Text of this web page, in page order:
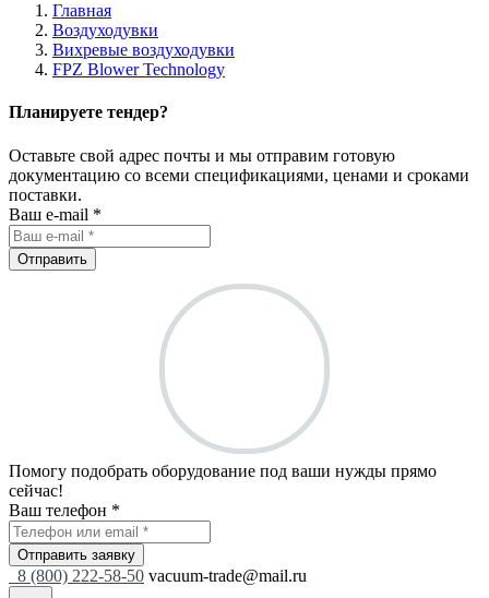
Главная
Воздуходувки
Вихревые воздуходувки
FPZ Blower Technology
Планируете тендер?
Оставьте свой адрес почты и мы отправим готовую
документацию со всеми спецификациями, ценами и сроками
поставки.
Ваш e-mail *
Отправить
Помогу подобрать оборудование под ваши нужды прямо
сейчас!
Ваш телефон *
Отправить заявку
8 (800) 222-58-50 vacuum-trade@mail.ru